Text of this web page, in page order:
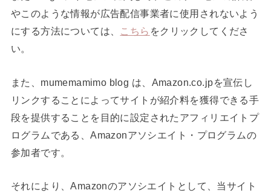
やこのような情報が広告配信事業者に使用されないよう
にする方法については、 こちら をクリックしてくださ
い。
また、mumemamimo blog は、Amazon.co.jpを宣伝し
リンクすることによってサイトが紹介料を獲得できる手
段を提供することを目的に設定されたアフィリエイトプ
ログラムである、Amazonアソシエイト・プログラムの
参加者です。
それにより、Amazonのアソシエイトとして、当サイト